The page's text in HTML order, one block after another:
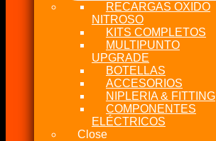
RECARGAS OXIDO
NITROSO
KITS COMPLETOS
MULTIPUNTO
UPGRADE
BOTELLAS
ACCESORIOS
NIPLERIA & FITTING
COMPONENTES
ELÉCTRICOS
Close